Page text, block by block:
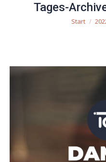
Tages-
Sie
Start